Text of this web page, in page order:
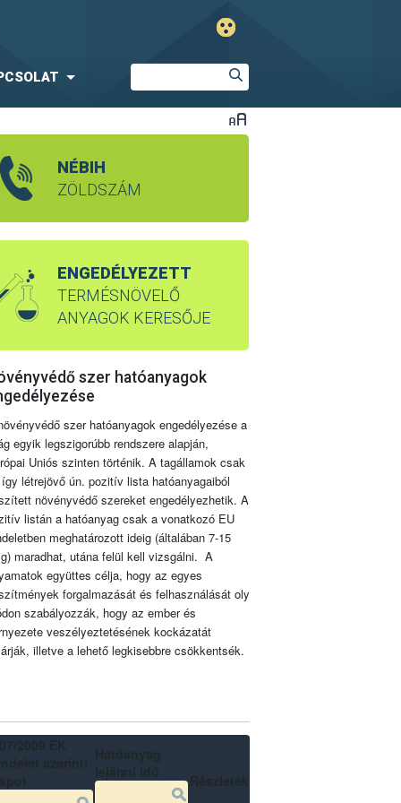
NÉBIH
ZÖLDSZÁM
ENGEDÉLYEZETT
TERMÉSNÖVELŐ
ANYAGOK KERESŐJE
szer hatóanyagok
szer hatóanyagok engedélyezése a
egyik legszigorúbb rendszere alapján,
Uniós szinten történik. A tagállamok csak
létrejövő ún. pozitív lista hatóanyagaiból
növényvédő szereket engedélyezhetik. A
listán a hatóanyag csak a vonatkozó EU
meghatározott ideig (általában 7-15
maradhat, utána felül kell vizsgálni. A
együttes célja, hogy az egyes
forgalmazását és felhasználását oly
szabályozzák, hogy az ember és
veszélyeztetésének kockázatát
illetve a lehető legkisebbre csökkentsék.